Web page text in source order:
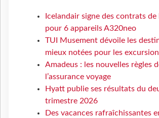
Icelandair signe des contrats
pour 6 appareils A320neo
TUI Musement dévoile les
mieux notées pour les
Amadeus : les nouvelles règles
l’assurance voyage
Hyatt publie ses résultats du
trimestre 2026
Des vacances rafraîchissantes